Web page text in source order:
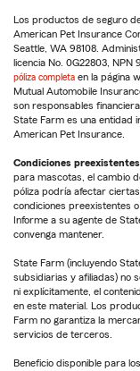
Los productos de seguro
American Pet Insurance
Seattle, WA 98108.
licencia No. 0G22803,
póliza completa en la página
Mutual Automobile
son responsables
State Farm es una entidad
American Pet Insurance.
Condiciones
para mascotas, el cambio
póliza podría afectar
condiciones preexistentes
Informe a su agente de
convenga mantener.
State Farm (incluyendo
subsidiarias y afiliadas) no
ni explícitamente, el
en este material. Los
Farm no garantiza la
servicios de terceros.
Beneficio disponible para